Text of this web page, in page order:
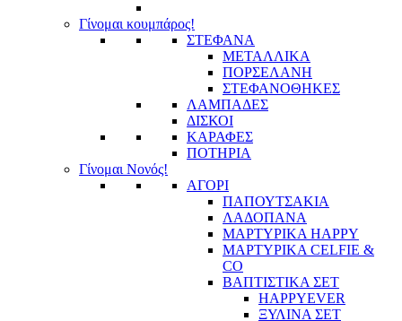
Γίνομαι κουμπάρος!
ΣΤΕΦΑΝΑ
ΜΕΤΑΛΛΙΚΑ
ΠΟΡΣΕΛΑΝΗ
ΣΤΕΦΑΝΟΘΗΚΕΣ
ΛΑΜΠΑΔΕΣ
ΔΙΣΚΟΙ
ΚΑΡΑΦΕΣ
ΠΟΤΗΡΙΑ
Γίνομαι Νονός!
ΑΓΟΡΙ
ΠΑΠΟΥΤΣΑΚΙΑ
ΛΑΔΟΠΑΝΑ
ΜΑΡΤΥΡΙΚΑ HAPPY
ΜΑΡΤΥΡΙΚΑ CELFIE &
CO
ΒΑΠΤΙΣΤΙΚΑ ΣΕΤ
HAPPYEVER
ΞΥΛΙΝΑ ΣΕΤ